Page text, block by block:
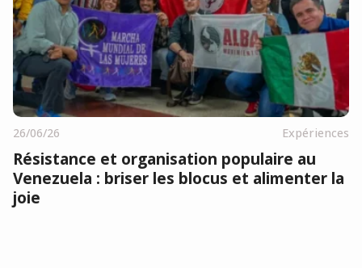
26/06/26 Expériences
Résistance et organisation populaire au
Venezuela : briser les blocus et alimenter la
joie